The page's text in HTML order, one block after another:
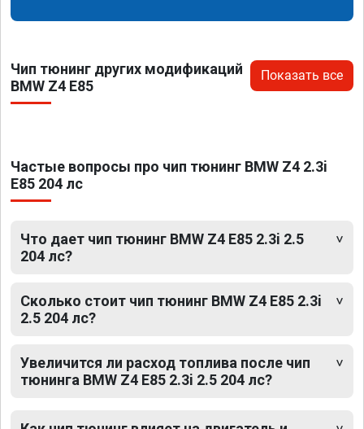
Чип тюнинг других модификаций
BMW Z4 E85
Показать все
Частые вопросы про чип тюнинг BMW Z4 2.3i
E85 204 лс
Что дает чип тюнинг BMW Z4 E85 2.3i 2.5
204 лс?
Сколько стоит чип тюнинг BMW Z4 E85 2.3i
2.5 204 лс?
Увеличится ли расход топлива после чип
тюнинга BMW Z4 E85 2.3i 2.5 204 лс?